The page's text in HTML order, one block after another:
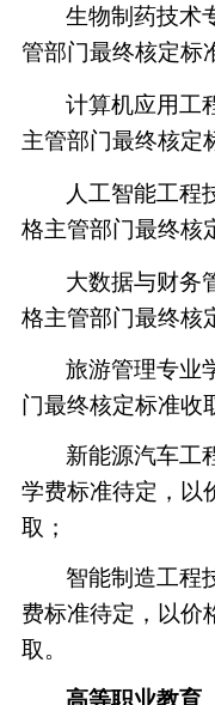
生物制药技术
管部门最终核定标
计算机应用工
主管部门最终核定
人工智能工程
格主管部门最终核
大数据与财务
格主管部门最终核
旅游管理专业
门最终核定标准收
新能源汽车工
学费标准待定，以
取；
智能制造工程
费标准待定，以价
取。
高等职业教育